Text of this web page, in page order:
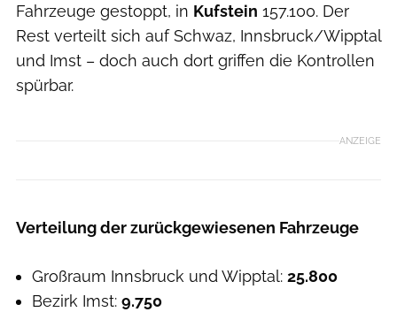
Fahrzeuge gestoppt, in Kufstein 157.100. Der
Rest verteilt sich auf Schwaz, Innsbruck/Wipptal
und Imst – doch auch dort griffen die Kontrollen
spürbar.
ANZEIGE
Verteilung der zurückgewiesenen Fahrzeuge
Großraum Innsbruck und Wipptal: 25.800
Bezirk Imst: 9.750